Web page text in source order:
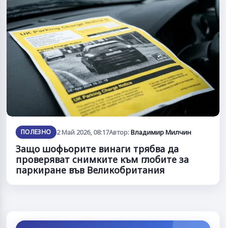
ПОЛЕЗНО 2 Май 2026, 08:17Автор:Владимир Милчин
Защо шофьорите винаги трябва да
проверяват снимките към глобите за
паркиране във Великобритания